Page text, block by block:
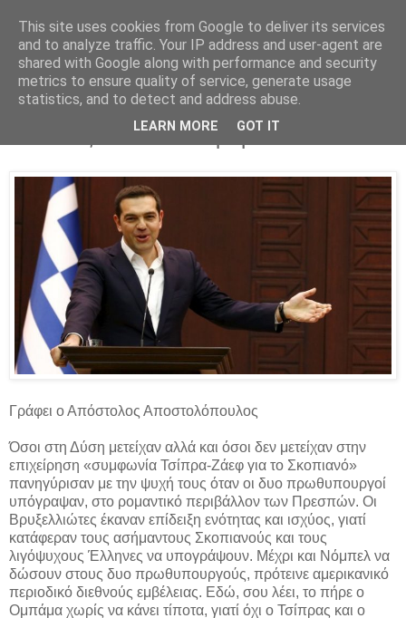
Parakato.gr
Η συμφωνία, η αναβάθμιση της
Ελλάδας και άλλα παραμύθια
Γράφει ο Απόστολος Αποστολόπουλος
Όσοι στη Δύση μετείχαν αλλά και όσοι δεν μετείχαν στην
επιχείρηση «συμφωνία Τσίπρα-Ζάεφ για το Σκοπιανό»
πανηγύρισαν με την ψυχή τους όταν οι δυο πρωθυπουργοί
υπόγραψαν, στο ρομαντικό περιβάλλον των Πρεσπών. Οι
Βρυξελλιώτες έκαναν επίδειξη ενότητας και ισχύος, γιατί
κατάφεραν τους ασήμαντους Σκοπιανούς και τους
λιγόψυχους Έλληνες να υπογράψουν. Μέχρι και Νόμπελ να
δώσουν στους δυο πρωθυπουργούς, πρότεινε αμερικανικό
περιοδικό διεθνούς εμβέλειας. Εδώ, σου λέει, το πήρε ο
Ομπάμα χωρίς να κάνει τίποτα, γιατί όχι ο Τσίπρας και ο
This site uses cookies from Google to deliver its services
and to analyze traffic. Your IP address and user-agent are
shared with Google along with performance and security
metrics to ensure quality of service, generate usage
statistics, and to detect and address abuse.
LEARN MORE GOT IT